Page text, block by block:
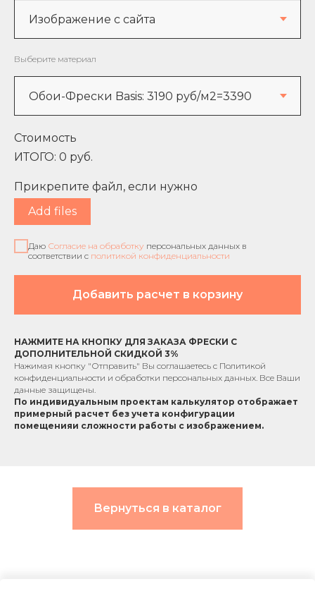
Выберите материал
Стоимость
ИТОГО: 0 руб.
Прикрепите файл, если нужно
Add files
Даю Согласие на обработку персональных данных в
соответствии с политикой конфиденциальности
Добавить расчет в корзину
НАЖМИТЕ НА КНОПКУ ДЛЯ ЗАКАЗА ФРЕСКИ С
ДОПОЛНИТЕЛЬНОЙ СКИДКОЙ 3%
Нажимая кнопку "Отправить" Вы соглашаетесь с Политикой
конфиденциальности и обработки персональных данных. Все Ваши
данные защищены.
По индивидуальным проектам калькулятор отображает
примерный расчет без учета конфигурации
помещенияи сложности работы с изображением.
Вернуться в каталог